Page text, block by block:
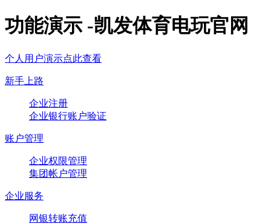
功能演示 -凯发体育电玩官网
个人用户演示点此查看
新手上路
企业注册
企业银行账户验证
账户管理
企业权限管理
集团帐户管理
企业服务
网银转账充值